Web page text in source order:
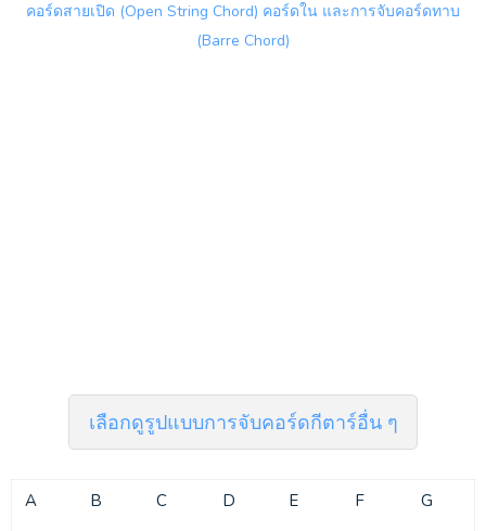
คอร์ดสายเปิด (Open String Chord) คอร์ดใน และการจับคอร์ดทาบ
(Barre Chord)
เลือกดูรูปแบบการจับคอร์ดกีตาร์อื่น ๆ
A B C D E F
G